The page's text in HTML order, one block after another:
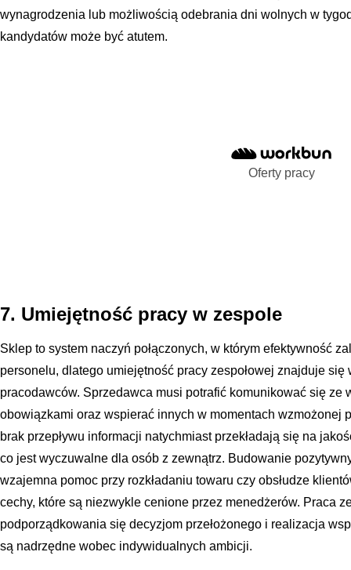
wynagrodzenia lub możliwością odebrania dni wolnych w
kandydatów może być atutem.
Oferty pracy
7. Umiejętność pracy w zespole
Sklep to system naczyń połączonych, w którym efektywność
personelu, dlatego umiejętność pracy zespołowej znajduje
pracodawców. Sprzedawca musi potrafić komunikować się ze
obowiązkami oraz wspierać innych w momentach wzmożonej
brak przepływu informacji natychmiast przekładają się na
co jest wyczuwalne dla osób z zewnątrz. Budowanie
wzajemna pomoc przy rozkładaniu towaru czy obsłudze
cechy, które są niezwykle cenione przez menedżerów. Praca
podporządkowania się decyzjom przełożonego i realizacja
są nadrzędne wobec indywidualnych ambicji.